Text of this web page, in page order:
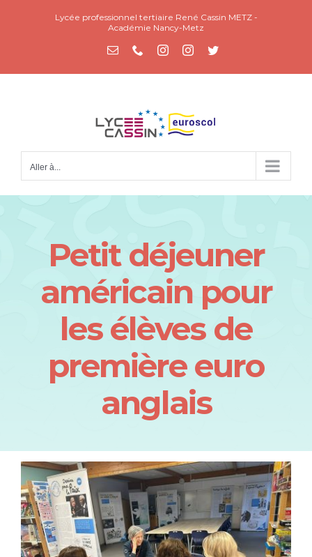
Lycée professionnel tertiaire René Cassin METZ -
Académie Nancy-Metz
Email TéléphoneInstagramInstagramTwitter
Aller à...
Petit déjeuner
américain pour
les élèves de
première euro
anglais